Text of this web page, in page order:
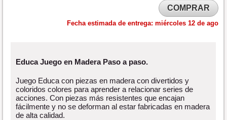
COMPRAR
Fecha estimada de entrega: miércoles 12 de ago
Educa Juego en Madera Paso a paso.
Juego Educa con piezas en madera con divertidos y
coloridos colores para aprender a relacionar series de
acciones. Con piezas más resistentes que encajan
fácilmente y no se deforman al estar fabricadas en madera
de alta calidad.